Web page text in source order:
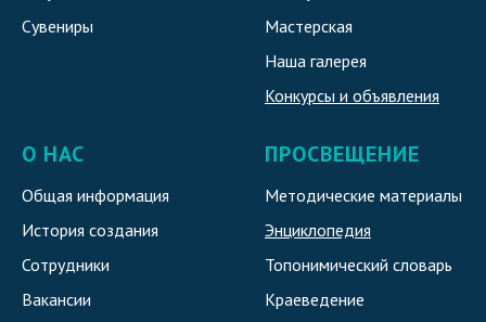
Сувениры
Мастерская
Наша галерея
Конкурсы и объявления
О НАС
Общая информация
История создания
Сотрудники
Вакансии
ПРОСВЕЩЕНИЕ
Методические материалы
Энциклопедия
Топонимический словарь
Краеведение